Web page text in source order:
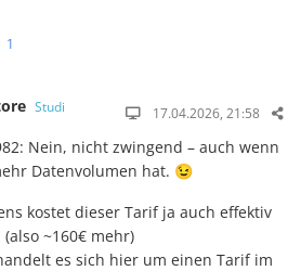
1
Studi 17.04.2026, 21:58
Nein, nicht zwingend – auch wenn
Datenvolumen hat. 😉
kostet dieser Tarif ja auch effektiv
(also ~160€ mehr)
es sich hier um einen Tarif im